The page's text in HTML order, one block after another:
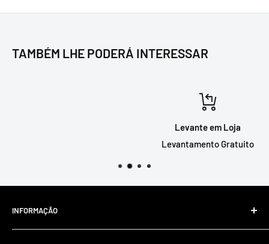
TAMBÉM LHE PODERÁ INTERESSAR
Levantamento Gratuito
INFORMAÇÃO
Livro de Reclamações Online